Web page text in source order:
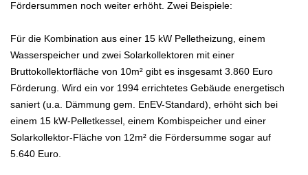
Fördersummen noch weiter erhöht. Zwei Beispiele:
Für die Kombination aus einer 15 kW Pelletheizung, einem
Wasserspeicher und zwei Solarkollektoren mit einer
Bruttokollektorfläche von 10m² gibt es insgesamt 3.860 Euro
Förderung. Wird ein vor 1994 errichtetes Gebäude energetisch
saniert (u.a. Dämmung gem. EnEV-Standard), erhöht sich bei
einem 15 kW-Pelletkessel, einem Kombispeicher und einer
Solarkollektor-Fläche von 12m² die Fördersumme sogar auf
5.640 Euro.